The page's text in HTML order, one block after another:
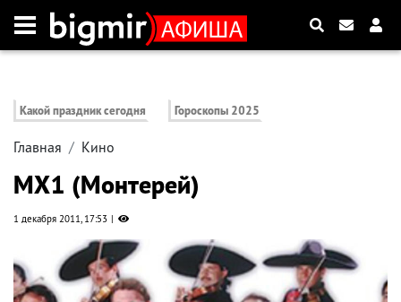
Какой праздник сегодня Гороскопы 2025
Главная Кино
MX1 (Монтерей)
1 декабря 2011, 17:53